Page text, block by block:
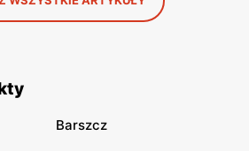
Barszcz